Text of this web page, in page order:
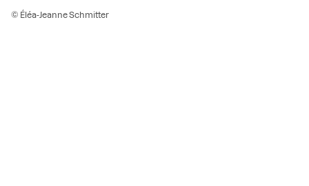
© Éléa-Jeanne Schmitter